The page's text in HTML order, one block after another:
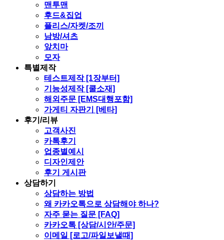
맨투맨
후드&집업
플리스/자켓/조끼
남방/셔츠
앞치마
모자
특별제작
테스트제작 [1장부터]
기능성제작 [쿨소재]
해외주문 [EMS대행포함]
가게티 자판기 [베타]
후기/리뷰
고객사진
카톡후기
업종별예시
디자인제안
후기 게시판
상담하기
상담하는 방법
왜 카카오톡으로 상담해야 하나?
자주 묻는 질문 [FAQ]
카카오톡 [상담/시안/주문]
이메일 [로고/파일보낼때]